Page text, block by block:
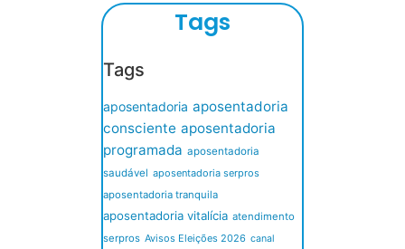
Tags
Tags
aposentadoria aposentadoria
consciente aposentadoria
programada aposentadoria
saudável aposentadoria serpros
aposentadoria tranquila
aposentadoria vitalícia atendimento
serpros Avisos Eleições 2026 canal